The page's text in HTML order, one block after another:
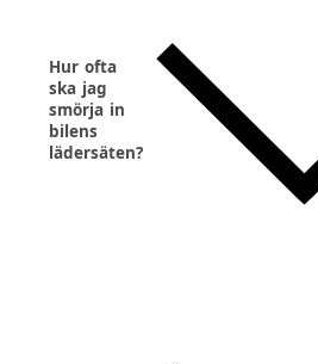
Hur ofta
ska jag
smörja in
bilens
lädersäten?